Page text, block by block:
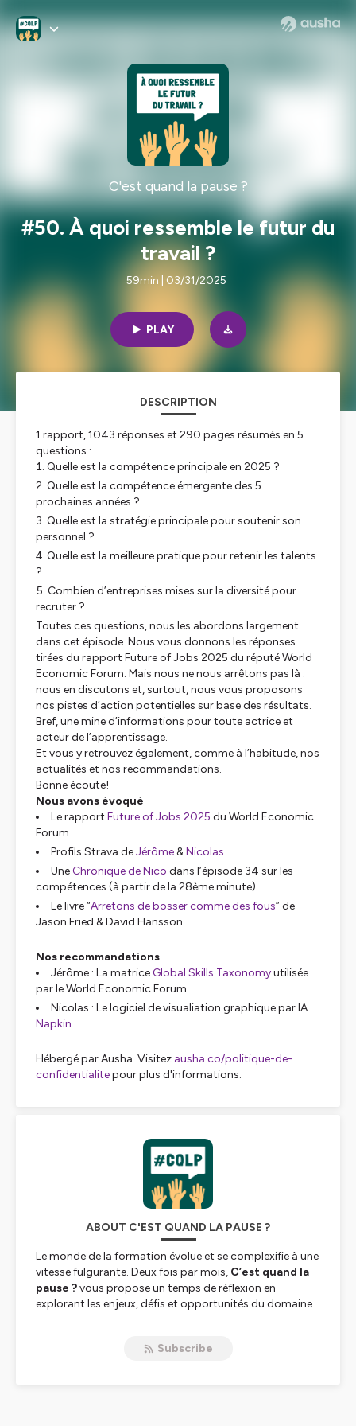
C'est quand la pause ?
#50. À quoi ressemble le futur du
travail ?
59min | 03/31/2025
PLAY
DESCRIPTION
1 rapport, 1043 réponses et 290 pages résumés en 5
questions :
Quelle est la compétence principale en 2025 ?
Quelle est la compétence émergente des 5
prochaines années ?
Quelle est la stratégie principale pour soutenir son
personnel ?
Quelle est la meilleure pratique pour retenir les talents
?
Combien d’entreprises mises sur la diversité pour
recruter ?
Toutes ces questions, nous les abordons largement
dans cet épisode. Nous vous donnons les réponses
tirées du rapport Future of Jobs 2025 du réputé World
Economic Forum. Mais nous ne nous arrêtons pas là :
nous en discutons et, surtout, nous vous proposons
nos pistes d’action potentielles sur base des résultats.
Bref, une mine d’informations pour toute actrice et
acteur de l’apprentissage.
Et vous y retrouvez également, comme à l’habitude, nos
actualités et nos recommandations.
Bonne écoute!
Nous avons évoqué
Le rapport Future of Jobs 2025 du World Economic
Forum
Profils Strava deJérôme&Nicolas
Une Chronique de Nico dans l’épisode 34 sur les
compétences (à partir de la 28ème minute)
Le livre “Arretons de bosser comme des fous” de
Jason Fried & David Hansson
Nos recommandations
Jérôme : La matrice Global Skills Taxonomyutilisée
par le World Economic Forum
Nicolas : Le logiciel de visualiation graphique par IA
Napkin
Hébergé par Ausha. Visitez ausha.co/politique-de-
confidentialitepour plus d'informations.
ABOUT C'EST QUAND LA PAUSE ?
Le monde de la formation évolue et se complexifie à une
vitesse fulgurante. Deux fois par mois, C’est quand la
pause ?vous propose un temps de réflexion en
explorant les enjeux, défis et opportunités du domaine
Subscribe